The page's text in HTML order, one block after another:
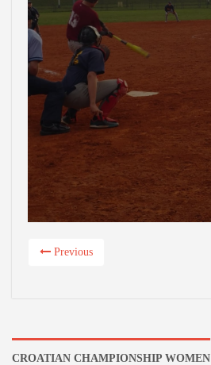
Previous
CROATIAN CHAMPIONSHIP WOMEN